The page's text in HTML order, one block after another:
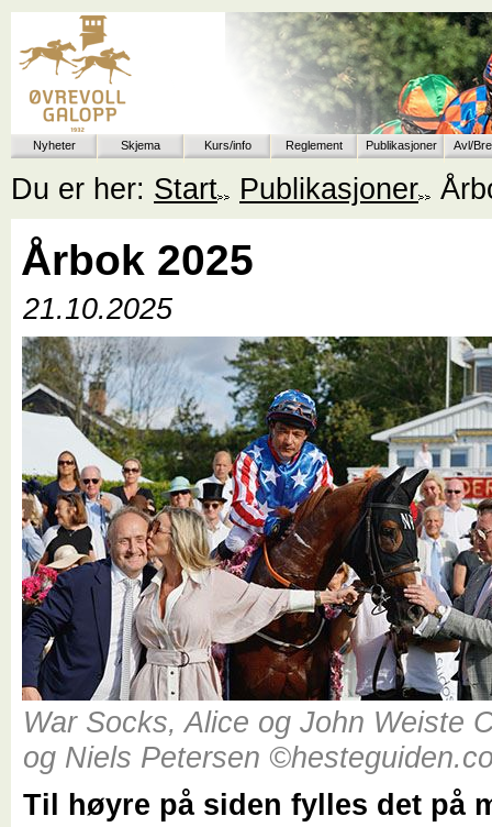
Nyheter Skjema Kurs/info Reglement Publikasjoner Avl/
Du er her: Start Publikasjoner
Årbok 2025
21.10.2025
War Socks, Alice og John Weiste
og Niels Petersen
Til høyre på siden fylles det på